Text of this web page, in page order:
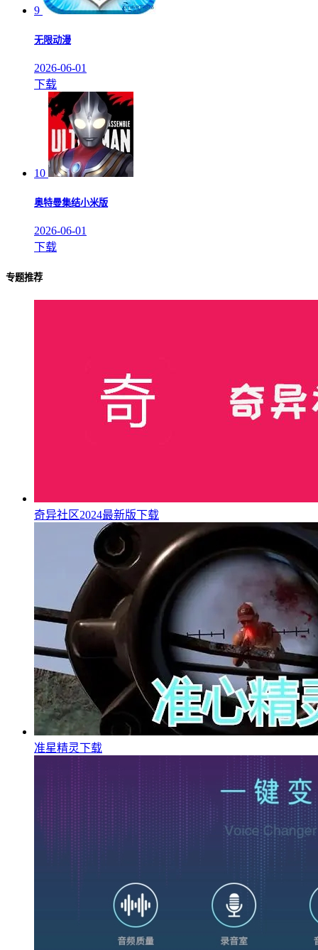
9
无限动漫
2026-06-01
下载
10
奥特曼集结小米版
2026-06-01
下载
专题推荐
奇异社区2024最新版下载
准星精灵下载